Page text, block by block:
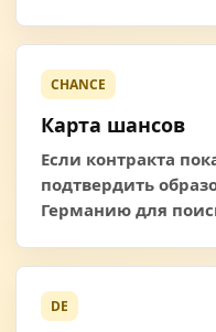
CHANCE
Карта шансов
Если контракта
подтвердить
Германию для
DE